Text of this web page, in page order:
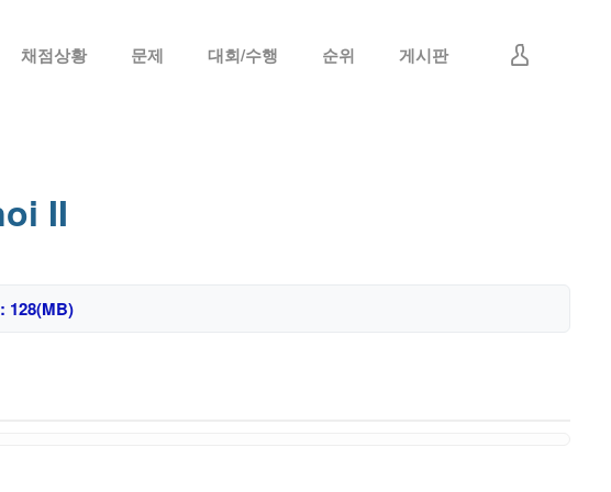
채점상황 문제 대회/수행 순위 게시판
II